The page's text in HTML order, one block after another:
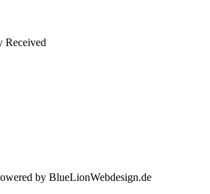
Received
by BlueLionWebdesign.de